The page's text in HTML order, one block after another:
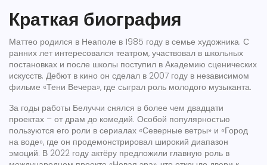
Краткая биография
Маттео родился в Неаполе в 1985 году в семье художника. С
ранних лет интересовался театром, участвовал в школьных
постановках и после школы поступил в Академию сценических
искусств. Дебют в кино он сделал в 2007 году в независимом
фильме «Тени Вечера», где сыграл роль молодого музыканта.
За годы работы Белуччи снялся в более чем двадцати
проектах – от драм до комедий. Особой популярностью
пользуются его роли в сериалах «Северные ветры» и «Город
на воде», где он продемонстрировал широкий диапазон
эмоций. В 2022 году актёру предложили главную роль в